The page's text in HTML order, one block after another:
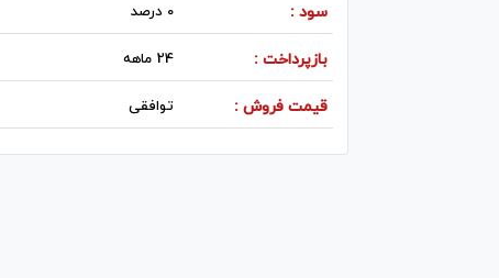
سود : 0 درصد
بازپرداخت : 24 ماهه
قیمت فروش : توافقی